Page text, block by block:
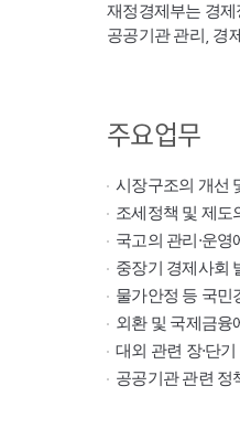
재정경제부는 경제
공공기관 관리, 경
주요업무
시장구조의 개선
조세정책 및 제도
국고의 관리·운영
중장기 경제사회
물가안정 등 국민
외환 및 국제금융
대외 관련 장·단
공공기관 관련 정